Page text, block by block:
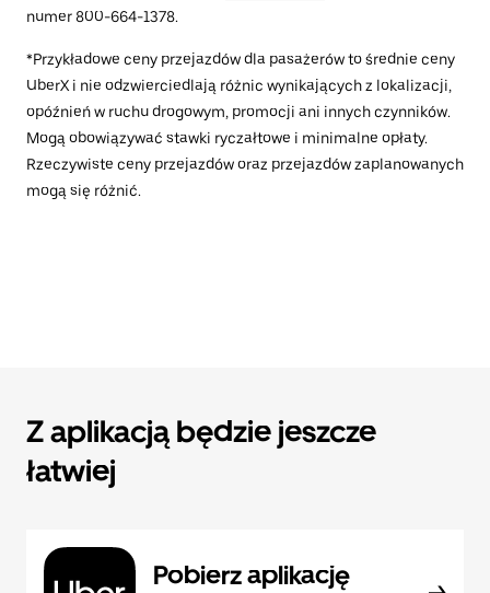
numer 800-664-1378.
*Przykładowe ceny przejazdów dla pasażerów to średnie ceny
UberX i nie odzwierciedlają różnic wynikających z lokalizacji,
opóźnień w ruchu drogowym, promocji ani innych czynników.
Mogą obowiązywać stawki ryczałtowe i minimalne opłaty.
Rzeczywiste ceny przejazdów oraz przejazdów zaplanowanych
mogą się różnić.
Z aplikacją będzie jeszcze
łatwiej
Pobierz aplikację